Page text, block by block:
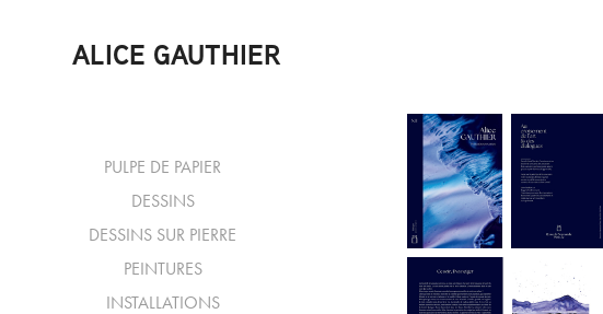
ALICE GAUTHIER
PULPE DE PAPIER
DESSINS
DESSINS SUR PIERRE
PEINTURES
INSTALLATIONS